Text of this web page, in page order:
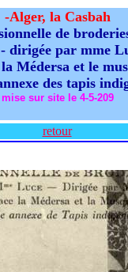
-Alger, la Casbah
de
dirigée par mme
Médersa et le
des tapis
mise sur site le 4-5-209
retour